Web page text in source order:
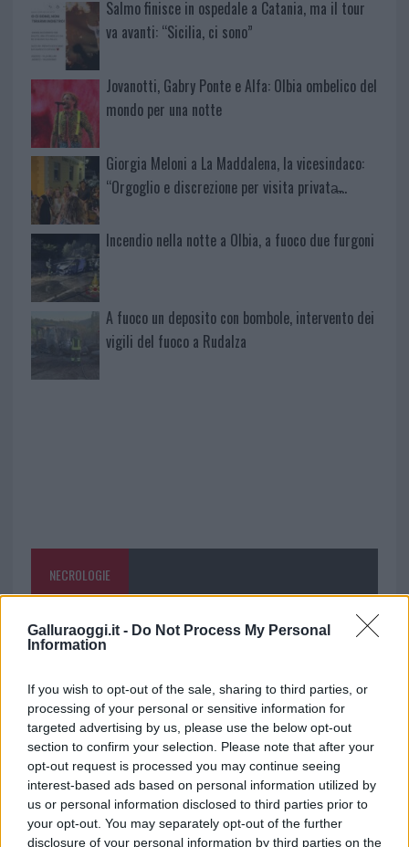
Galluraoggi.it - Do Not Process My Personal
Information
If you wish to opt-out of the sale, sharing to third parties, or
processing of your personal or sensitive information for
targeted advertising by us, please use the below opt-out
section to confirm your selection. Please note that after your
opt-out request is processed you may continue seeing
interest-based ads based on personal information utilized by
us or personal information disclosed to third parties prior to
your opt-out. You may separately opt-out of the further
disclosure of your personal information by third parties on the
Salmo finisce in ospedale a Catania, ma il tour
va avanti: “Sicilia, ci sono”
Jovanotti, Gabry Ponte e Alfa: Olbia ombelico del
mondo per una notte
Giorgia Meloni a La Maddalena, la vicesindaco:
“Orgoglio e discrezione per visita privata̶…
Incendio nella notte a Olbia, a fuoco due furgoni
A fuoco un deposito con bombole, intervento dei
vigili del fuoco a Rudalza
NECROLOGIE
Mario Malu
Paolo Pinna
Martina Agostina Diturco